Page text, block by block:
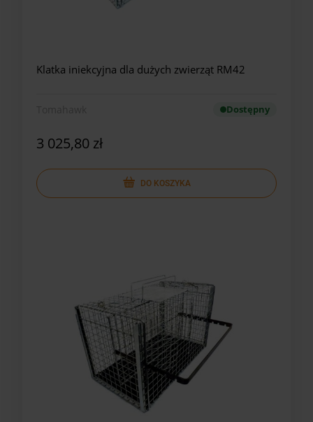
Klatka iniekcyjna dla dużych zwierząt RM42
Dostępny
3 025,80 zł
DO KOSZYKA